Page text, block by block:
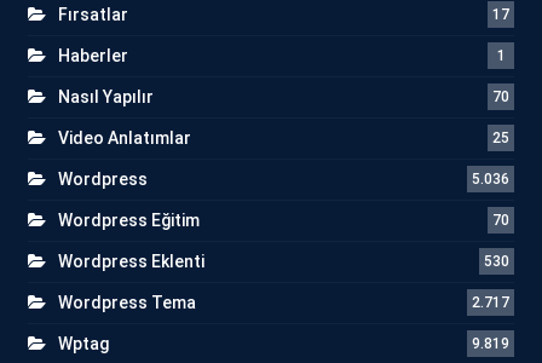
Fırsatlar 17
Haberler 1
Nasıl Yapılır 70
Video Anlatımlar 25
Wordpress 5.036
Wordpress Eğitim 70
Wordpress Eklenti 530
Wordpress Tema 2.717
Wptag 9.819